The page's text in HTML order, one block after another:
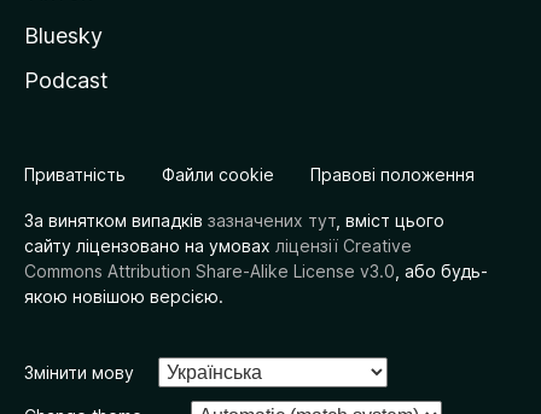
Bluesky
Podcast
Приватність Файли cookie Правові положення
За винятком випадків зазначених тут , вміст цього
сайту ліцензовано на умовах ліцензії Creative
Commons Attribution Share-Alike License v3.0 , або будь-
якою новішою версією.
Змінити мову